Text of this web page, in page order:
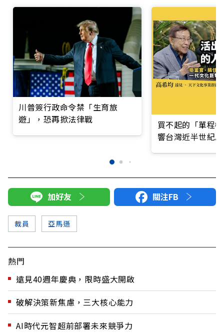
川普簽行政命令禁「生育旅
遊」，恐再掀法律戰
買不起的「單程
響台灣近半世紀
加好友 關注FB
裁員 亞馬遜
熱門
遠見40週年慶典，限時盛大開啟
破解決策新焦慮，三大核心能力
AI時代元智超前部署未來競爭力